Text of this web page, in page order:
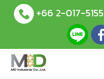
+66 2-017-5155